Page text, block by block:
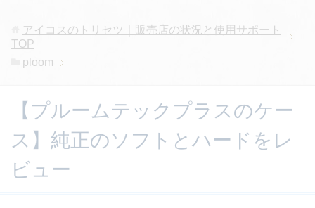
アイコスのトリセツ｜販売店の状況と使用サポート
TOP
ploom
【プルームテックプラスのケー
ス】純正のソフトとハードをレ
ビュー